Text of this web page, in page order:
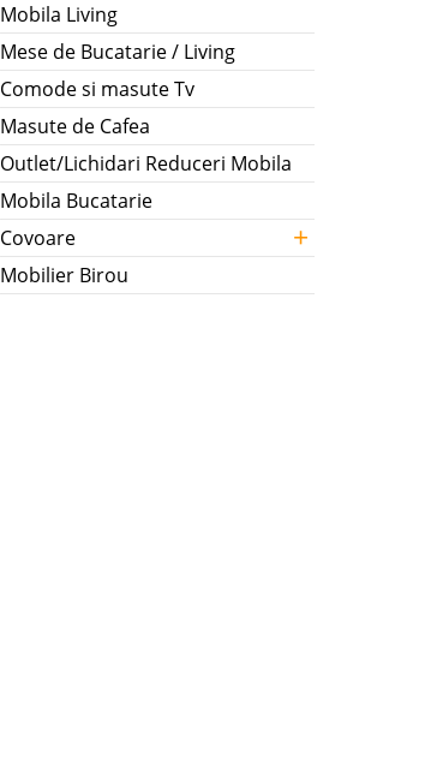
Mobila Living
Mese de Bucatarie / Living
Comode si masute Tv
Masute de Cafea
Outlet/Lichidari Reduceri Mobila
Mobila Bucatarie
Covoare
+
Mobilier Birou